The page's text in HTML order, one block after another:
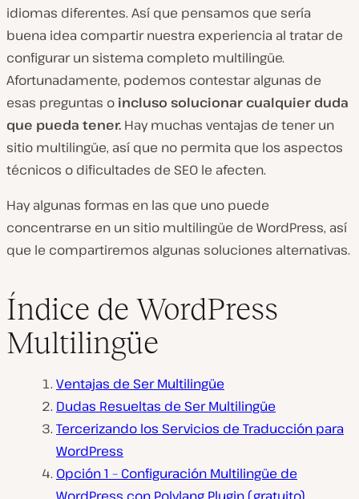
idiomas diferentes. Así que pensamos que sería
buena idea compartir nuestra experiencia al tratar de
configurar un sistema completo multilingüe.
Afortunadamente, podemos contestar algunas de
esas preguntas o incluso solucionar cualquier duda
que pueda tener. Hay muchas ventajas de tener un
sitio multilingüe, así que no permita que los aspectos
técnicos o dificultades de SEO le afecten.
Hay algunas formas en las que uno puede
concentrarse en un sitio multilingüe de WordPress, así
que le compartiremos algunas soluciones alternativas.
Índice de WordPress
Multilingüe
Ventajas de Ser Multilingüe
Dudas Resueltas de Ser Multilingüe
Tercerizando los Servicios de Traducción para
WordPress
Opción 1 – Configuración Multilingüe de
WordPress con Polylang Plugin (gratuito)